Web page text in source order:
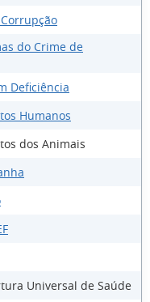
do Crime de
Deficiência
Humanos
dos Animais
Universal de Saúde